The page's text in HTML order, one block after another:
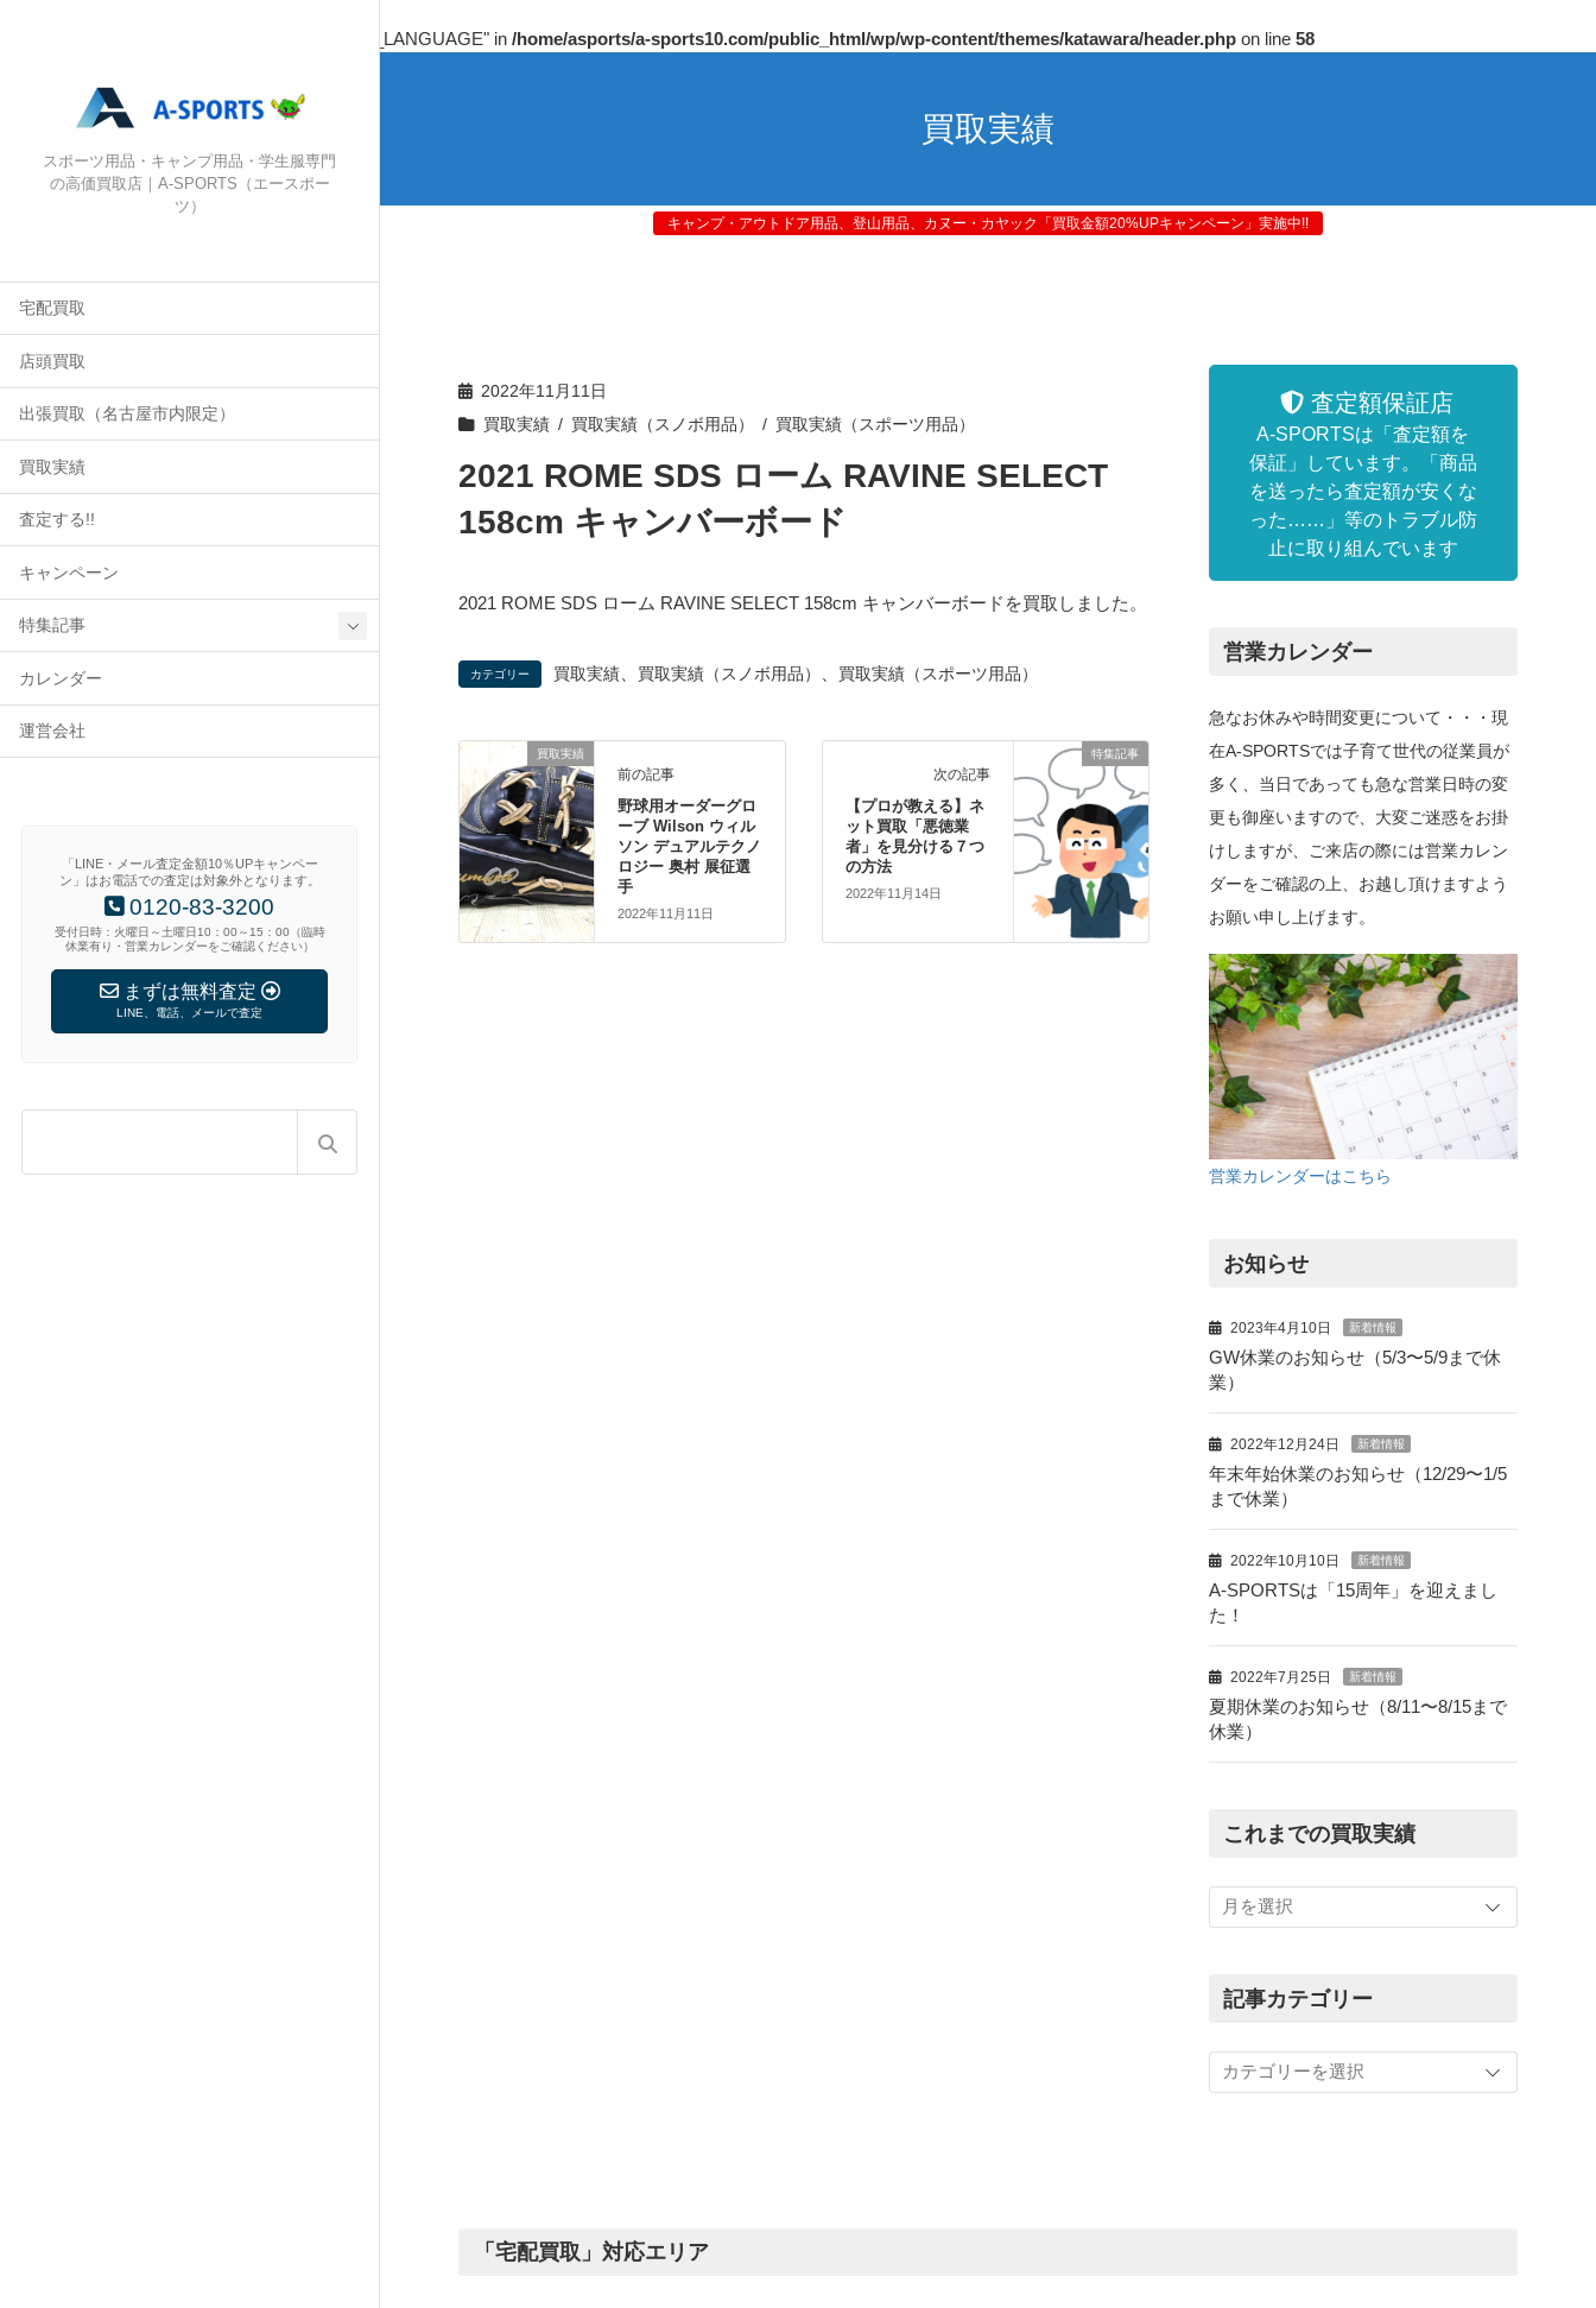
: Undefined array key "HTTP_ACCEPT_LANGUAGE" in /home/asports/a-sports10.com/public_html/wp/wp-content/themes/katawara/header.php on line 58
スポーツ用品・キャンプ用品・学生服専門
の高価買取店｜A-SPORTS（エースポー
ツ）
宅配買取
店頭買取
出張買取（名古屋市内限定）
買取実績
査定する!!
キャンペーン
特集記事
カレンダー
運営会社
「LINE・メール査定金額10％UPキャンペー
ン」はお電話での査定は対象外となります。
0120-83-3200
受付日時：火曜日～土曜日10：00～15：00（臨時
休業有り・営業カレンダーをご確認ください）
まずは無料査定
LINE、電話、メールで査定
買取実績
キャンプ・アウトドア用品、登山用品、カヌー・カヤック「買取金額20%UPキャンペーン」実施中!!
2022年11月11日
買取実績
買取実績（スノボ用品） 買取実績（スポーツ用品）
2021 ROME SDS ローム RAVINE SELECT
158cm キャンバーボード
2021 ROME SDS ローム RAVINE SELECT 158cm キャンバーボードを買取しました。
カテゴリー 買取実績 買取実績（スノボ用品） 買取実績（スポーツ用品）
買取実績
前の記事
野球用オーダーグロ
ーブ Wilson ウィル
ソン デュアルテクノ
ロジー 奥村 展征選
手
2022年11月11日
特集記事
次の記事
【プロが教える】ネ
ット買取「悪徳業
者」を見分ける７つ
の方法
2022年11月14日
査定額保証店
A-SPORTSは「査定額を
保証」しています。「商品
を送ったら査定額が安くな
った……」等のトラブル防
止に取り組んでいます
営業カレンダー
急なお休みや時間変更について・・・現
在A-SPORTSでは子育て世代の従業員が
多く、当日であっても急な営業日時の変
更も御座いますので、大変ご迷惑をお掛
けしますが、ご来店の際には営業カレン
ダーをご確認の上、お越し頂けますよう
お願い申し上げます。
営業カレンダーはこちら
お知らせ
2023年4月10日 新着情報
GW休業のお知らせ（5/3〜5/9まで休
業）
2022年12月24日 新着情報
年末年始休業のお知らせ（12/29〜1/5
まで休業）
2022年10月10日 新着情報
A-SPORTSは「15周年」を迎えまし
た！
2022年7月25日 新着情報
夏期休業のお知らせ（8/11〜8/15まで
休業）
これまでの買取実績
ま
買
績
記事カテゴリー
事
カ
「宅配買取」対応エリア